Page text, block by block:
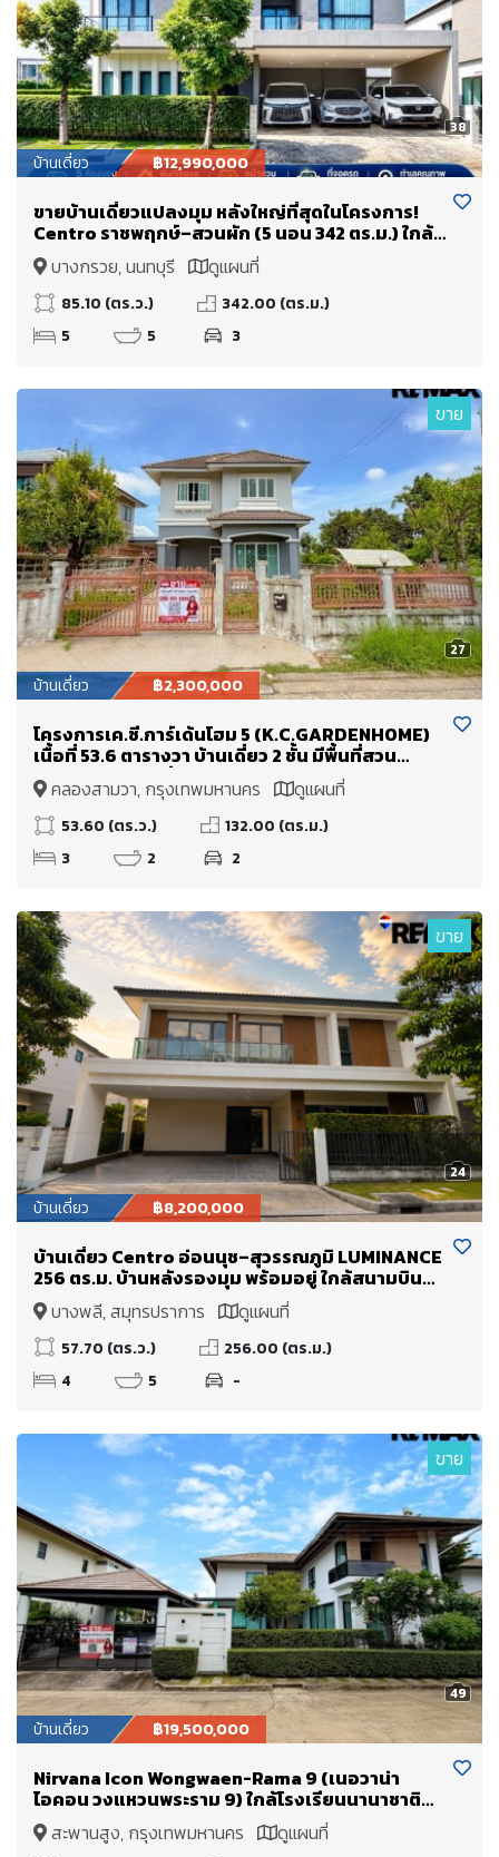
38
บ้านเดี่ยว ฿12,990,000
ขายบ้านเดี่ยวแปลงมุม หลังใหญ่ที่สุดในโครงการ!
Centro ราชพฤกษ์–สวนผัก (5 นอน 342 ตร.ม.) ใกล้
ทางด่วนศรีรัช แค่ 5 นาที
บางกรวย, นนทบุรี ดูแผนที่
85.10 (ตร.ว.)
342.00 (ตร.ม.)
5
5 3
27
ขาย
บ้านเดี่ยว ฿2,300,000
โครงการเค.ซี.การ์เด้นโฮม 5 (K.C.GARDENHOME)
เนื้อที่ 53.6 ตารางวา บ้านเดี่ยว 2 ชั้น มีพื้นที่สวน
บริเวณรอบบ้าน สิ่งแวดล้อมดี
คลองสามวา, กรุงเทพมหานคร ดูแผนที่
53.60 (ตร.ว.)
132.00 (ตร.ม.)
3
2 2
24
ขาย
บ้านเดี่ยว ฿8,200,000
บ้านเดี่ยว Centro อ่อนนุช–สุวรรณภูมิ LUMINANCE
256 ตร.ม. บ้านหลังรองมุม พร้อมอยู่ ใกล้สนามบิน
สุวรรณภูมิ
บางพลี, สมุทรปราการ ดูแผนที่
57.70 (ตร.ว.)
256.00 (ตร.ม.)
4
5 -
49
ขาย
บ้านเดี่ยว ฿19,500,000
Nirvana Icon Wongwaen-Rama 9 (เนอวาน่า
ไอคอน วงแหวนพระราม 9) ใกล้โรงเรียนนานาชาติ
Wellington College International School และ
มหาวิทยาลัยนานาชาติแสตมฟอร์ด
สะพานสูง, กรุงเทพมหานคร ดูแผนที่